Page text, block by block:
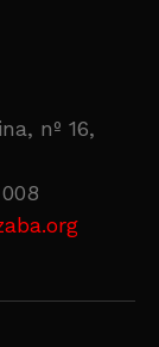
nº 16,